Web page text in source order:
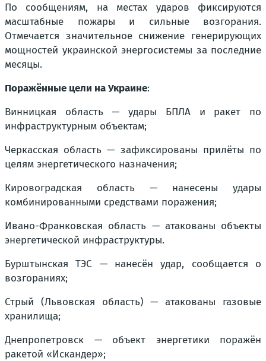
По сообщениям, на местах ударов фиксируются
масштабные пожары и сильные возгорания.
Отмечается значительное снижение генерирующих
мощностей украинской энергосистемы за последние
месяцы.
Поражённые цели на Украине:
Винницкая область — удары БПЛА и ракет по
инфраструктурным объектам;
Черкасская область — зафиксированы прилёты по
целям энергетического назначения;
Кировоградская область — нанесены удары
комбинированными средствами поражения;
Ивано-Франковская область — атакованы объекты
энергетической инфраструктуры.
Бурштынская ТЭС — нанесён удар, сообщается о
возгораниях;
Стрый (Львовская область) — атакованы газовые
хранилища;
Днепропетровск — объект энергетики поражён
ракетой «Искандер»;